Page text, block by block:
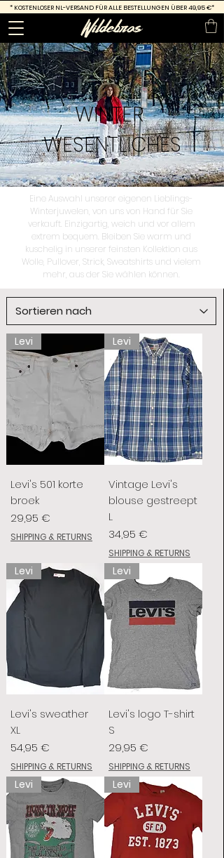
* KOSTENLOSER NL-VERSAND FÜR ALLE BESTELLUNGEN ÜBER 49,95 €*
WINTER
WESENTLICHES
Eine Auswahl unserer eigenen Lieblings-
Winterjuwelen, von uns von Hand für Sie
verkauft. Einzigartig, weich und vor allem
extrem bequem. Bleiben Sie warm und
kuschelig in unserer feinsten Kollektion aus
Wolle, Pullover, Strick, Sweatshirts und vielem
mehr, aus der Sie wählen können.
Levi
Levi's 501 korte
broek
Preis
29,95 €
SHIPPING & RETURNS
Levi
Vintage Levi's
blouse gestreept
L
Preis
34,95 €
SHIPPING & RETURNS
Levi
Levi's sweather
XL
Preis
54,95 €
SHIPPING & RETURNS
Levi
Levi's logo T-shirt
S
Preis
29,95 €
SHIPPING & RETURNS
Levi Levi